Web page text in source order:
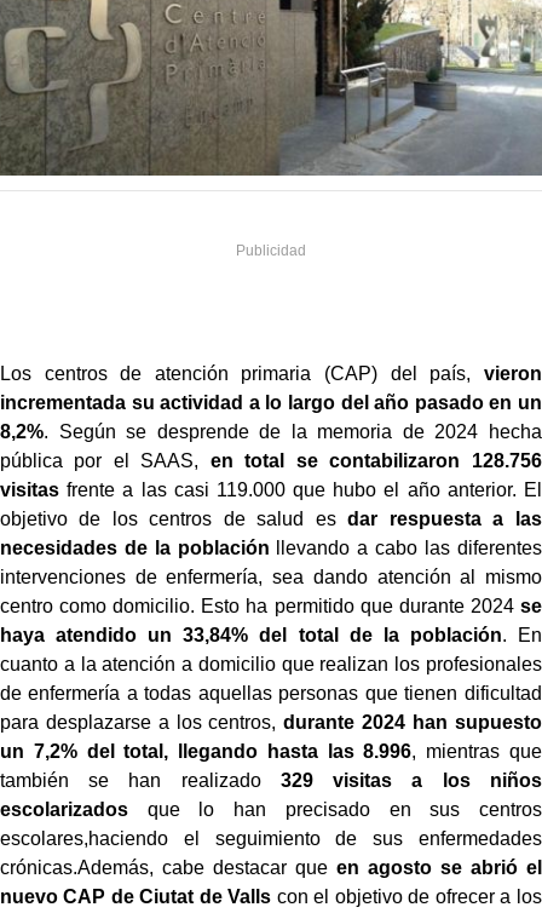
Los centros de atención primaria (CAP) del país, vieron
incrementada su actividad a lo largo del año pasado en un
8,2%. Según se desprende de la memoria de 2024 hecha
pública por el SAAS, en total se contabilizaron 128.756
visitas frente a las casi 119.000 que hubo el año anterior. El
objetivo de los centros de salud esdar respuesta a las
necesidades de la población llevando a cabo las diferentes
intervenciones de enfermería, sea dando atención al mismo
centro como domicilio. Esto ha permitido que durante 2024se
haya atendido un 33,84% del total de la población. En
cuanto a la atención a domicilio que realizan los profesionales
de enfermería a todas aquellas personas que tienen dificultad
para desplazarse a los centros,durante 2024 han supuesto
un 7,2% del total, llegando hasta las 8.996, mientras que
también se han realizado 329 visitas a los niños
escolarizados que lo han precisado en sus centros
escolares,haciendo el seguimiento de sus enfermedades
crónicas.Además, cabe destacar queen agosto se abrió el
nuevo CAP de Ciutat de Valls con el objetivo de ofrecer a los